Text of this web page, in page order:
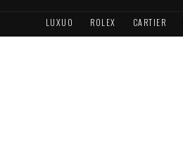
LUXUO ROLEX CARTIER